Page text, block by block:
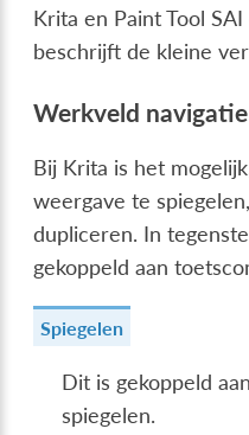
Krita en Paint Tool
beschrijft de kleine
Werkveld navigatie
Bij Krita is het
weergave te
dupliceren. In
gekoppeld aan
Spiegelen
Dit is gekoppeld
spiegelen.